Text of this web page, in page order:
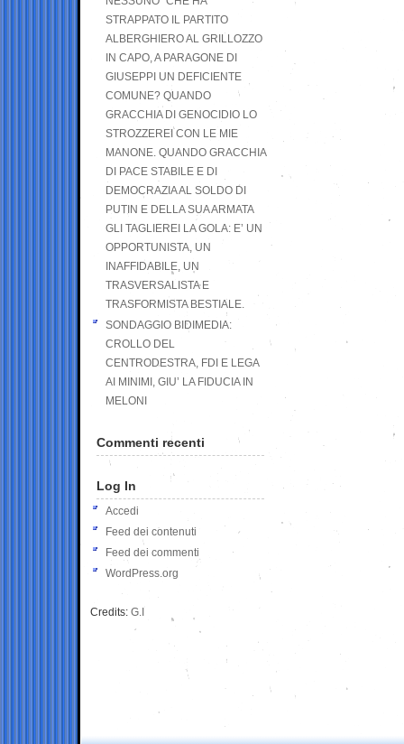
STRAPPATO IL PARTITO
ALBERGHIERO AL GRILLOZZO
IN CAPO, A PARAGONE DI
GIUSEPPI UN DEFICIENTE
COMUNE? QUANDO
GRACCHIA DI GENOCIDIO LO
STROZZEREI CON LE MIE
MANONE. QUANDO GRACCHIA
DI PACE STABILE E DI
DEMOCRAZIA AL SOLDO DI
PUTIN E DELLA SUA ARMATA
GLI TAGLIEREI LA GOLA: E’ UN
OPPORTUNISTA, UN
INAFFIDABILE, UN
TRASVERSALISTA E
TRASFORMISTA BESTIALE.
SONDAGGIO BIDIMEDIA:
CROLLO DEL
CENTRODESTRA, FDI E LEGA
AI MINIMI, GIU’ LA FIDUCIA IN
MELONI
Commenti recenti
Log In
Accedi
Feed dei contenuti
Feed dei commenti
WordPress.org
Credits: G.I